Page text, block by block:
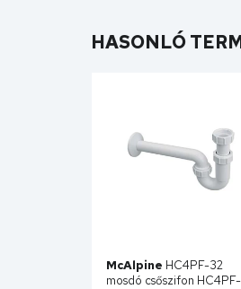
HASONLÓ
McAlpine HC4PF-32
mosdó csőszifon